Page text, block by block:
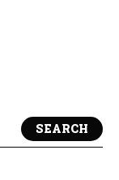
SEARCH